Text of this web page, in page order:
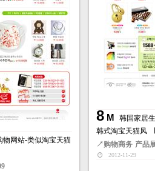
8M
韩国家居
韩式淘宝天猫风
↗购物商务 产品
2012-11-29
物网站-类似淘宝天猫